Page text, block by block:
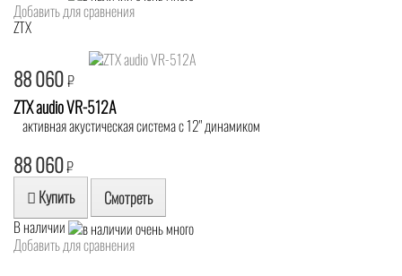
Добавить для сравнения
ZTX
88 060₽
ZTX audio VR-512A
активная акустическая система с 12" динамиком
88 060₽
Купить Смотреть
В наличии
Добавить для сравнения